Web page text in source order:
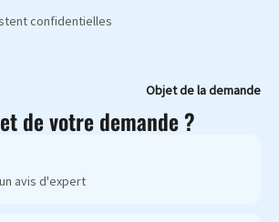
confidentielles
Objet de la demande
de votre demande ?
avis d'expert